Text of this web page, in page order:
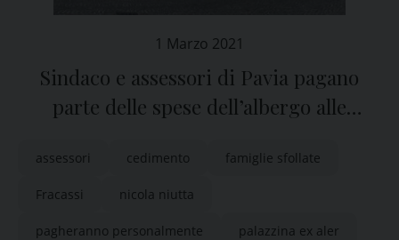
1 Marzo 2021
Sindaco e assessori di Pavia pagano
parte delle spese dell’albergo alle
assessori cedimento famiglie sfollate
Fracassi nicola niutta
pagheranno personalmente palazzina ex aler